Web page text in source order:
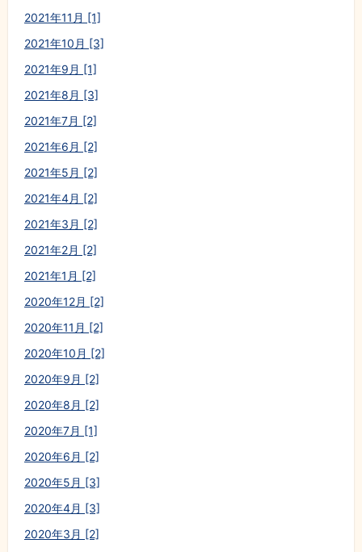
2021年11月 [1]
2021年10月 [3]
2021年9月 [1]
2021年8月 [3]
2021年7月 [2]
2021年6月 [2]
2021年5月 [2]
2021年4月 [2]
2021年3月 [2]
2021年2月 [2]
2021年1月 [2]
2020年12月 [2]
2020年11月 [2]
2020年10月 [2]
2020年9月 [2]
2020年8月 [2]
2020年7月 [1]
2020年6月 [2]
2020年5月 [3]
2020年4月 [3]
2020年3月 [2]